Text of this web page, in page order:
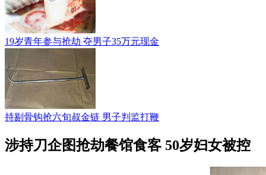
19岁青年参与抢劫 夺男子35万元现金
持剔骨钩抢六旬叔金链 男子判监打鞭
涉持刀企图抢劫餐馆食客 50岁妇女被控